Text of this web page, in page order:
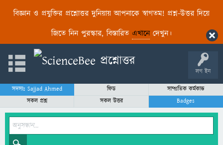
বিজ্ঞান ও প্রযুক্তির প্রশ্নোত্তর দুনিয়ায় আপনাকে স্বাগতম! প্রশ্ন-উত্তর দিয়ে
জিতে নিন পুরস্কার, বিস্তারিত এখানেদেখুন।
লগ ইন
সদস্যঃ Sajjad Ahmed ফিড
সাম্প্রতিক কর্মকান্ড
সকল প্রশ্ন
সকল উত্তর Badges